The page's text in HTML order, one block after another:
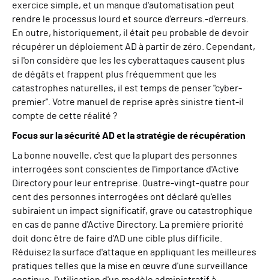
exercice simple, et un manque d'automatisation peut
rendre le processus lourd et source d'erreurs. -d'erreurs.
En outre, historiquement, il était peu probable de devoir
récupérer un déploiement AD à partir de zéro. Cependant,
si l'on considère que les les cyberattaques causent plus
de dégâts et frappent plus fréquemment que les
catastrophes naturelles, il est temps de penser "cyber-
premier". Votre manuel de reprise après sinistre tient-il
compte de cette réalité ?
Focus sur la sécurité AD et la stratégie de récupération
La bonne nouvelle, c'est que la plupart des personnes
interrogées sont conscientes de l'importance d'Active
Directory pour leur entreprise. Quatre-vingt-quatre pour
cent des personnes interrogées ont déclaré qu'elles
subiraient un impact significatif, grave ou catastrophique
en cas de panne d'Active Directory. La première priorité
doit donc être de faire d'AD une cible plus difficile.
Réduisez la surface d'attaque en appliquant les meilleures
pratiques telles que la mise en œuvre d'une surveillance